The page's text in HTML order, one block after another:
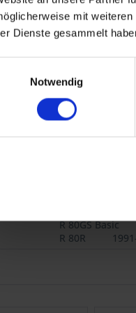
mit
Dienste gesammelt
Notwendig
R 75/6
R 90S
R 75/7
R 80
R 80GS Basic
R 80R